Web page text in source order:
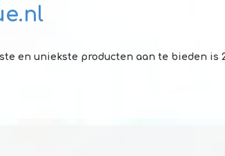
en uniekste producten aan te bieden is